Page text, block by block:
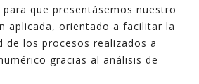
para que presentásemos nuestro
aplicada, orientado a facilitar la
de los procesos realizados a
gracias al análisis de